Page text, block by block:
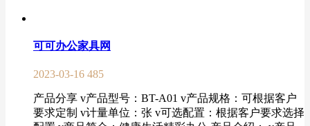
可可办公家具网
2023-03-16 485
产品分享 v产品型号：BT-A01 v产品规格：可根据客户
要求定制 v计量单位：张 v可选配置：根据客户要求选择